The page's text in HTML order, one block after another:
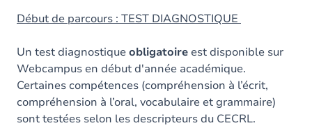
Début de parcours : TEST DIAGNOSTIQUE
Un test diagnostiqueobligatoire est disponible sur
Webcampus en début d'année académique.
Certaines compétences (compréhension à l’écrit,
compréhension à l’oral, vocabulaire et grammaire)
sont testées selon les descripteurs du CECRL.